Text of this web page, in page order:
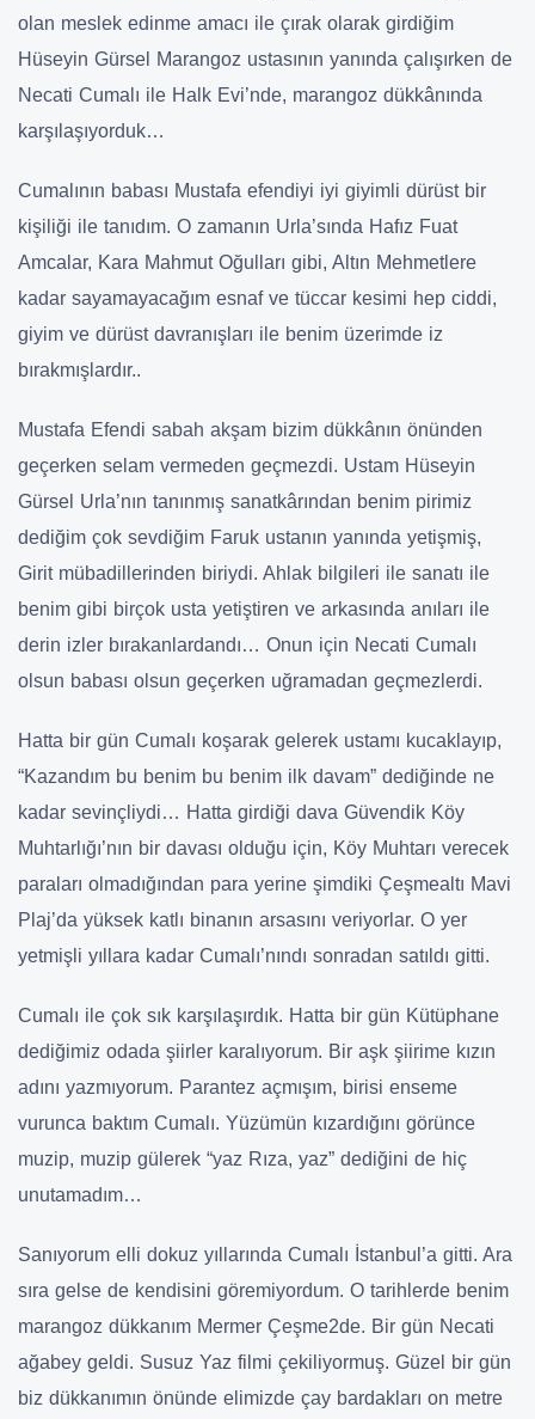
olan meslek edinme amacı ile çırak olarak girdiğim
Hüseyin Gürsel Marangoz ustasının yanında çalışırken de
Necati Cumalı ile Halk Evi’nde, marangoz dükkânında
karşılaşıyorduk…
Cumalının babası Mustafa efendiyi iyi giyimli dürüst bir
kişiliği ile tanıdım. O zamanın Urla’sında Hafız Fuat
Amcalar, Kara Mahmut Oğulları gibi, Altın Mehmetlere
kadar sayamayacağım esnaf ve tüccar kesimi hep ciddi,
giyim ve dürüst davranışları ile benim üzerimde iz
bırakmışlardır..
Mustafa Efendi sabah akşam bizim dükkânın önünden
geçerken selam vermeden geçmezdi. Ustam Hüseyin
Gürsel Urla’nın tanınmış sanatkârından benim pirimiz
dediğim çok sevdiğim Faruk ustanın yanında yetişmiş,
Girit mübadillerinden biriydi. Ahlak bilgileri ile sanatı ile
benim gibi birçok usta yetiştiren ve arkasında anıları ile
derin izler bırakanlardandı… Onun için Necati Cumalı
olsun babası olsun geçerken uğramadan geçmezlerdi.
Hatta bir gün Cumalı koşarak gelerek ustamı kucaklayıp,
“Kazandım bu benim bu benim ilk davam” dediğinde ne
kadar sevinçliydi… Hatta girdiği dava Güvendik Köy
Muhtarlığı’nın bir davası olduğu için, Köy Muhtarı verecek
paraları olmadığından para yerine şimdiki Çeşmealtı Mavi
Plaj’da yüksek katlı binanın arsasını veriyorlar. O yer
yetmişli yıllara kadar Cumalı’nındı sonradan satıldı gitti.
Cumalı ile çok sık karşılaşırdık. Hatta bir gün Kütüphane
dediğimiz odada şiirler karalıyorum. Bir aşk şiirime kızın
adını yazmıyorum. Parantez açmışım, birisi enseme
vurunca baktım Cumalı. Yüzümün kızardığını görünce
muzip, muzip gülerek “yaz Rıza, yaz” dediğini de hiç
unutamadım…
Sanıyorum elli dokuz yıllarında Cumalı İstanbul’a gitti. Ara
sıra gelse de kendisini göremiyordum. O tarihlerde benim
marangoz dükkanım Mermer Çeşme2de. Bir gün Necati
ağabey geldi. Susuz Yaz filmi çekiliyormuş. Güzel bir gün
biz dükkanımın önünde elimizde çay bardakları on metre